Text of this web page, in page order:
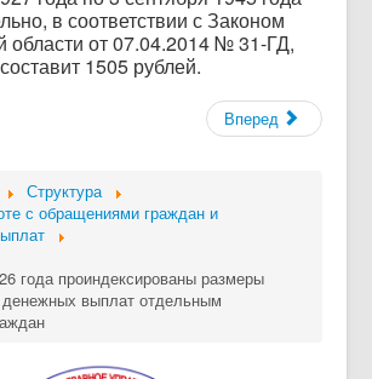
в соответствии с Законом
области от 07.04.2014 № 31-ГД,
составит 1505 рублей.
Вперед
Структура
с обращениями граждан и
года проиндексированы размеры
выплат отдельным